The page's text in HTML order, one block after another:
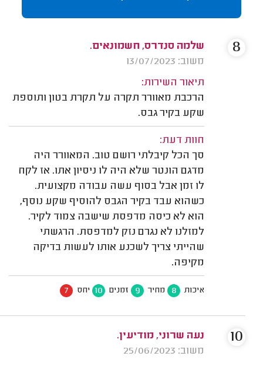
שלמה סנדרס, חשמונאים.
משוב: 13/07/2023
תיאור השירות:
הרכבת מאוורר תקרה על תקרת בטון ותוספת
שקע בקיר גבס.
חוות דעת:
סך הכל קיבלתי רושם טוב. המאוורר היה
מדגם הונטר שלא היה לו ניסיון אתו. אז לקח
לו זמן אבל בסוף עשה עבודה מקצועית.
כשהוא עבד בקיר הגבס להוסיף שקע נוסף,
הוא לא כיסה מדפסת שישבה צמוד לקיר.
למזלנו לא נגרם נזק למדפסת. הרגשתי
שהייתי צריך לשכנע אותו לעשות בדיקה
מקיפה.
איכות 8 מחיר 9 זמנים 10 יחס 7
8
נעה שרוני, מודיעין.
משוב: 25/06/2023
10